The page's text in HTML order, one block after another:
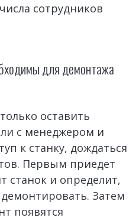
сотрудников
для демонтажа
оставить
с менеджером и
к станку, дождаться
Первым приедет
станок и определит,
Затем
появятся